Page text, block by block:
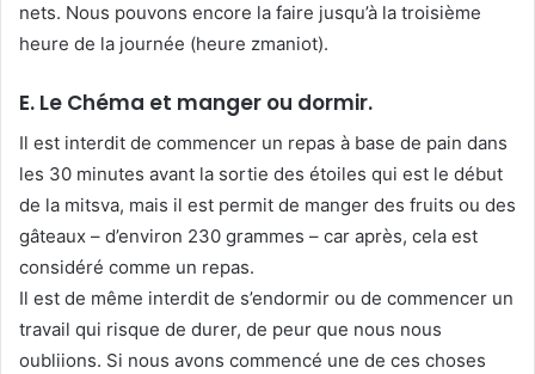
nets. Nous pouvons encore la faire jusqu’à la troisième
heure de la journée (heure zmaniot).
E. Le Chéma et manger ou dormir.
Il est interdit de commencer un repas à base de pain dans
les 30 minutes avant la sortie des étoiles qui est le début
de la mitsva, mais il est permit de manger des fruits ou des
gâteaux – d’environ 230 grammes – car après, cela est
considéré comme un repas.
Il est de même interdit de s’endormir ou de commencer un
travail qui risque de durer, de peur que nous nous
oubliions. Si nous avons commencé une de ces choses